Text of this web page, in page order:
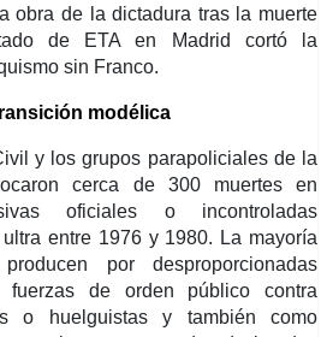
obra de la dictadura tras la muerte
de ETA en Madrid cortó la
sin Franco.
modélica
y los grupos parapoliciales de la
cerca de 300 muertes en
oficiales o incontroladas
entre 1976 y 1980. La mayoría
por desproporcionadas
fuerzas de orden público contra
o huelguistas y también como